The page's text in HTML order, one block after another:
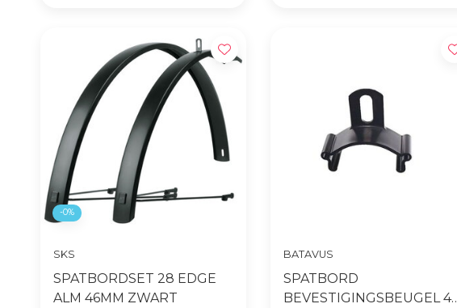
-0%
SKS
SPATBORDSET 28 EDGE
ALM 46MM ZWART
BATAVUS
SPATBORD
BEVESTIGINGSBEUGEL 45